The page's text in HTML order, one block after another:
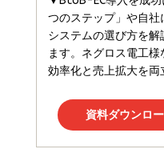
Amazonラ
Amazonラ
Amazonラ